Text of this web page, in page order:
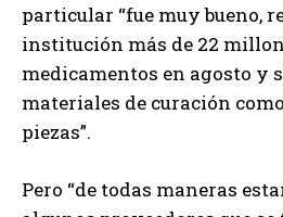
particular “fue muy bueno,
institución más de 22
medicamentos en agosto y
materiales de curación
piezas”.
Pero “de todas maneras